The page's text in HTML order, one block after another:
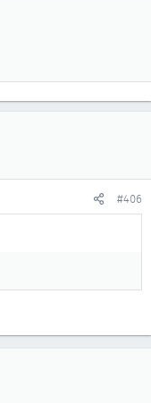
#406